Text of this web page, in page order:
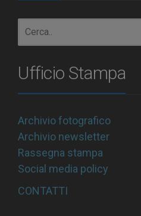
Ufficio Stampa
Archivio fotografico
Archivio newsletter
Rassegna stampa
Social media policy
CONTATTI